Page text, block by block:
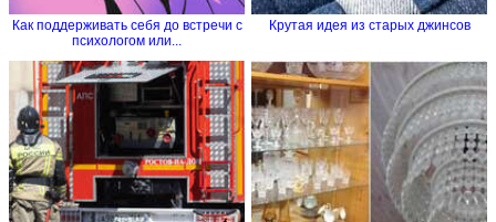
Как поддерживать себя до встречи с
психологом или...
Крутая идея из старых джинсов